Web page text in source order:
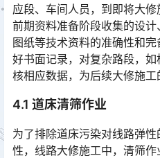
应段、车间人员，到即将大
前期资料准备阶段收集的设计
图纸等技术资料的准确性和
好书面记录，对复杂路段，
核相应数据，为后续大修施工
4.1 道床清筛作业
为了排除道床污染对线路弹
性，线路大修施工中，清筛